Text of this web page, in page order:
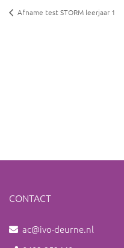
Afname test STORM leerjaar 1
CONTACT
ac@ivo-deurne.nl